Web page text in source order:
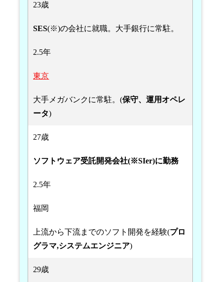
23歳
SES(※)の会社に就職。大手銀行に常駐。
2.5年
東京
大手メガバンクに常駐。(保守、運用オペレ
ータ)
27歳
ソフトウェア受託開発会社(※SIer)に勤務
2.5年
福岡
上流から下流までのソフト開発を経験(プロ
グラマ,システムエンジニア)
29歳